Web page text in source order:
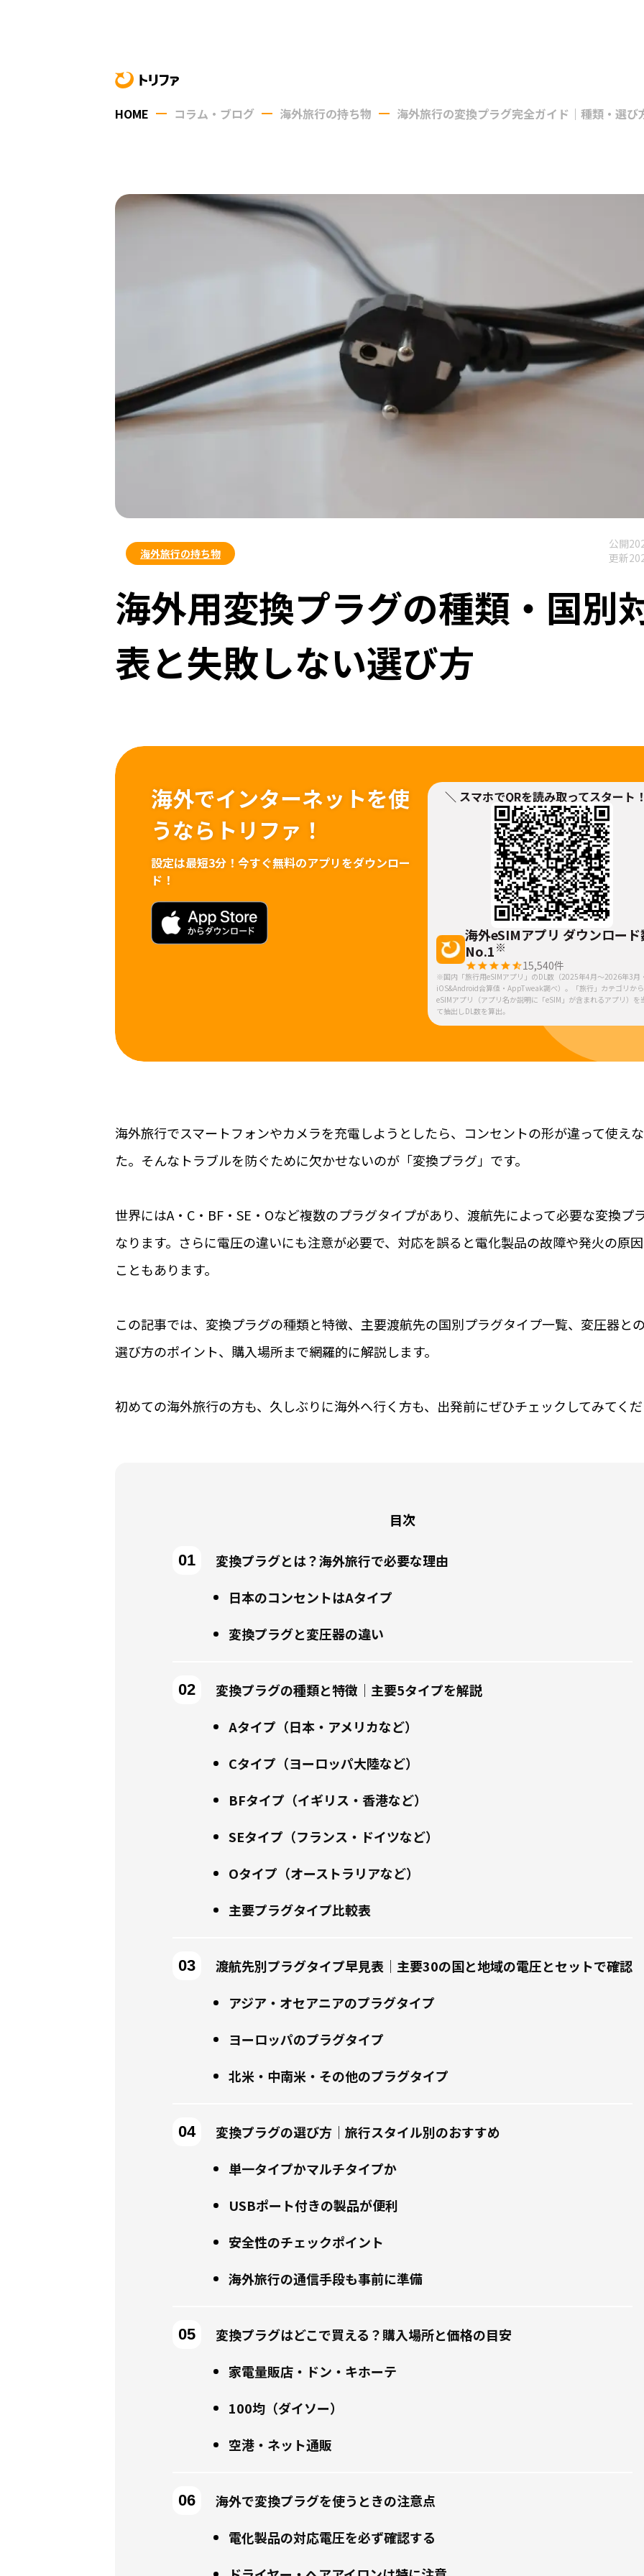
HOME コラム・ブログ 海外旅行の持ち物 海外旅行の変換プラグ完全ガイド｜種類・選
海外旅行の持ち物
公開
更新
海外用変換プラグの種類・国別
表と失敗しない選び方
海外でインターネットを使
うならトリファ！
設定は最短3分！ 今すぐ無料のアプリをダウンロー
ド！
＼ スマホでQRを読み取ってスタート
海外eSIMアプリ ダウンロード
No.1※
15,540件
※国内「旅行用eSIMアプリ」のDL数（2025年4月～2026年3月
iOS&Android合算値・AppTweak調べ）。「旅行」カテゴリか
eSIMアプリ（アプリ名か説明に「eSIM」が含まれるアプリ）を
て抽出しDL数を算出。
海外旅行でスマートフォンやカメラを充電しようとしたら、コンセントの形が違って使え
た。そんなトラブルを防ぐために欠かせないのが「変換プラグ」です。
世界にはA・C・BF・SE・Oなど複数のプラグタイプがあり、渡航先によって必要な変換プ
なります。さらに電圧の違いにも注意が必要で、対応を誤ると電化製品の故障や発火の原
こともあります。
この記事では、変換プラグの種類と特徴、主要渡航先の国別プラグタイプ一覧、変圧器と
選び方のポイント、購入場所まで網羅的に解説します。
初めての海外旅行の方も、久しぶりに海外へ行く方も、出発前にぜひチェックしてみてく
目次
変換プラグとは？海外旅行で必要な理由
日本のコンセントはAタイプ
変換プラグと変圧器の違い
変換プラグの種類と特徴｜主要5タイプを解説
Aタイプ（日本・アメリカなど）
Cタイプ（ヨーロッパ大陸など）
BFタイプ（イギリス・香港など）
SEタイプ（フランス・ドイツなど）
Oタイプ（オーストラリアなど）
主要プラグタイプ比較表
渡航先別プラグタイプ早見表｜主要30の国と地域の電圧とセットで確認
アジア・オセアニアのプラグタイプ
ヨーロッパのプラグタイプ
北米・中南米・その他のプラグタイプ
変換プラグの選び方｜旅行スタイル別のおすすめ
単一タイプかマルチタイプか
USBポート付きの製品が便利
安全性のチェックポイント
海外旅行の通信手段も事前に準備
変換プラグはどこで買える？購入場所と価格の目安
家電量販店・ドン・キホーテ
100均（ダイソー）
空港・ネット通販
海外で変換プラグを使うときの注意点
電化製品の対応電圧を必ず確認する